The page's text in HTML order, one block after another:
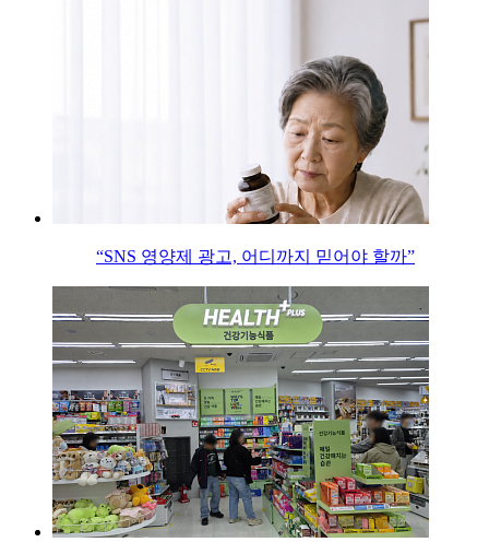
“SNS 영양제 광고, 어디까지 믿어야 할까”